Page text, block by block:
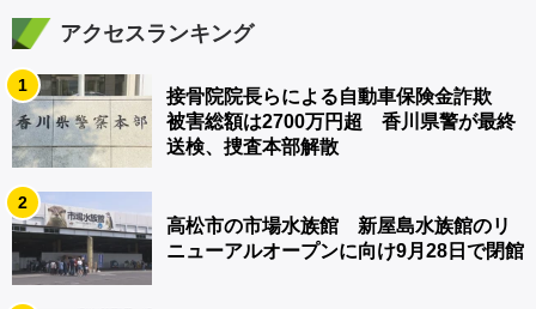
アクセスランキング
1
接骨院院長らによる自動車保険金詐欺
被害総額は2700万円超 香川県警が最終
送検、捜査本部解散
2
高松市の市場水族館 新屋島水族館のリ
ニューアルオープンに向け9月28日で閉館